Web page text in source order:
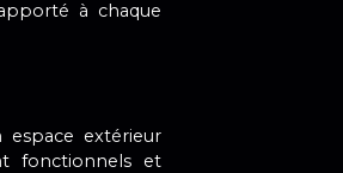
à chaque
espace extérieur
fonctionnels et